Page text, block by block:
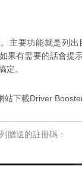
主要功能就是列
果有需要的話會提
定。
下載Driver
贈送的註冊碼：